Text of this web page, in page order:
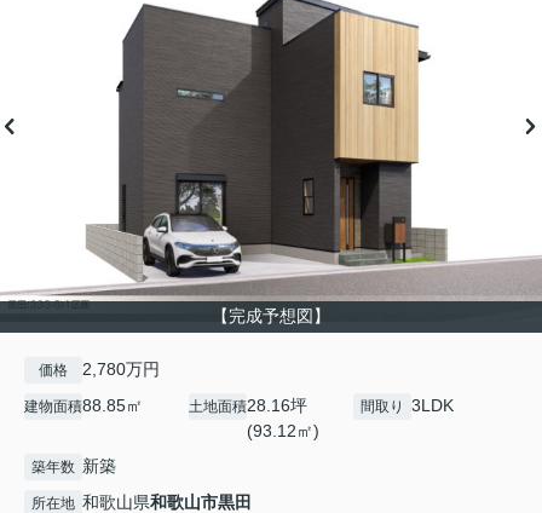
【完成予想図】
価格 2,780万円
建物面積88.85㎡ 土地面積28.16坪
(93.12㎡)
間取り 3LDK
築年数 新築
所在地 和歌山県和歌山市黒田